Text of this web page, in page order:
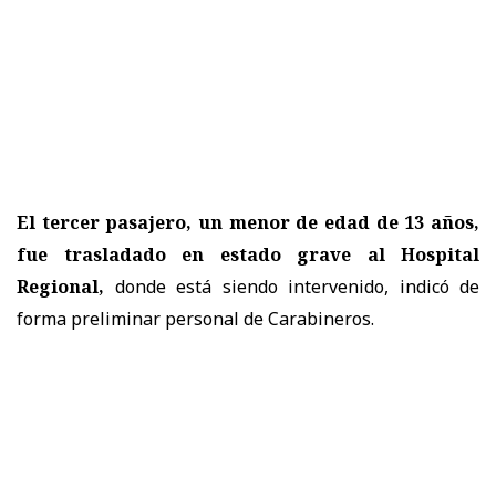
El tercer pasajero, un menor de edad de 13 años,
fue trasladado en estado grave al Hospital
Regional, donde está siendo intervenido, indicó de
forma preliminar personal de Carabineros.